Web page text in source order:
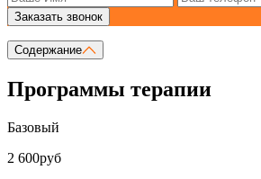
Заказать звонок
Содержание
Программы терапии
Базовый
2 600руб